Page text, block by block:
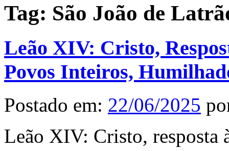
Tag: São João de
Leão XIV: Cristo,
Povos Inteiros,
Postado em: 22/06/2025
Leão XIV: Cristo, resposta